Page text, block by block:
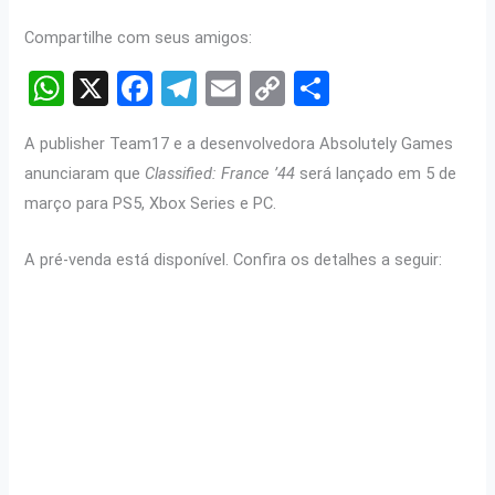
Compartilhe com seus amigos:
W
at
s
p
X
F
ce
b
o
T
e
gr
m
E
ail
C
py
k
ar
A publisher Team17 e a desenvolvedora Absolutely Games
anunciaram que Classified: France ’44 será lançado em 5 de
março para PS5, Xbox Series e PC.
A pré-venda está disponível. Confira os detalhes a seguir: